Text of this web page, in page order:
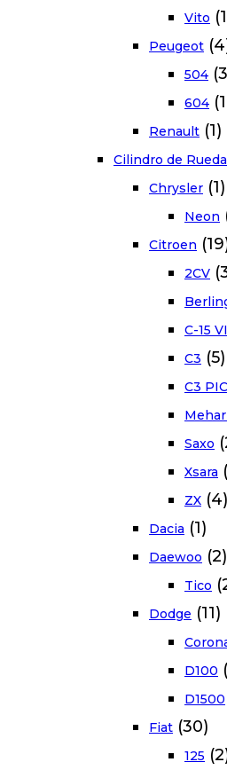
Vito
Peugeot
504
604
Renault (1)
Cilindro de Rueda
Chrysler (1)
Neon
Citroen
2CV
C-15
C3 (5)
C3
Saxo
Xsara
ZX (4)
Dacia (1)
Daewoo (2)
Tico
Dodge (11)
D100
D1500
Fiat (30)
125